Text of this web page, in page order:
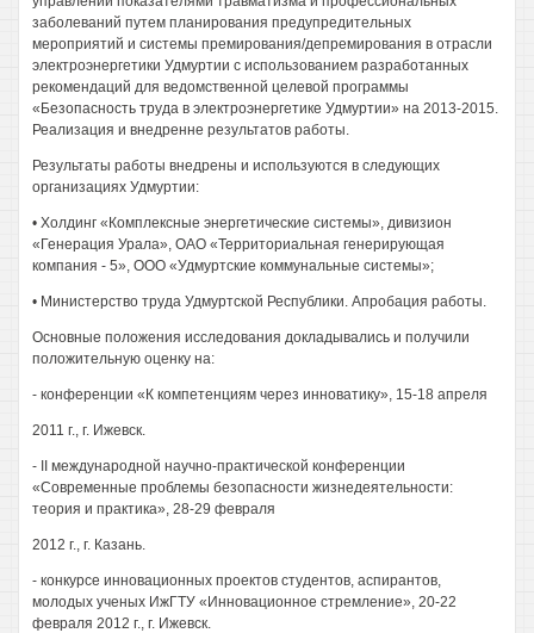
заболеваний путем планирования предупредительных
мероприятий и системы премирования/депремирования в отрасли
электроэнергетики Удмуртии с использованием разработанных
рекомендаций для ведомственной целевой программы
«Безопасность труда в электроэнергетике Удмуртии» на 2013-2015.
Реализация и внедренне результатов работы.
Результаты работы внедрены и используются в следующих
организациях Удмуртии:
• Холдинг «Комплексные энергетические системы», дивизион
«Генерация Урала», ОАО «Территориальная генерирующая
компания - 5», ООО «Удмуртские коммунальные системы»;
• Министерство труда Удмуртской Республики. Апробация работы.
Основные положения исследования докладывались и получили
положительную оценку на:
- конференции «К компетенциям через инноватику», 15-18 апреля
2011 г., г. Ижевск.
- II международной научно-практической конференции
«Современные проблемы безопасности жизнедеятельности:
теория и практика», 28-29 февраля
2012 г., г. Казань.
- конкурсе инновационных проектов студентов, аспирантов,
молодых ученых ИжГТУ «Инновационное стремление», 20-22
февраля 2012 г., г. Ижевск.